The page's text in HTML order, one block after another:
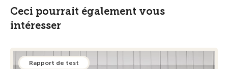
Ceci pourrait également vous
intéresser
Rapport de test